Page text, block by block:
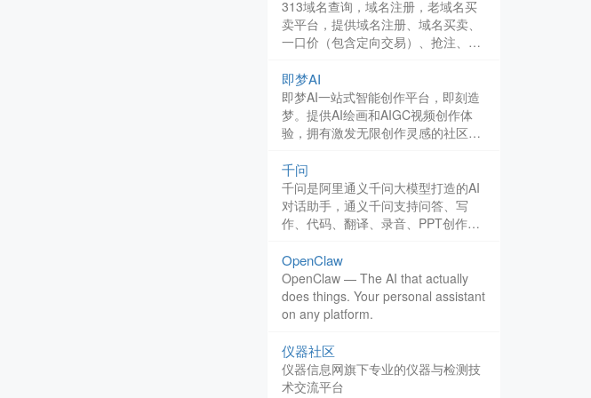
台。
313域名查询，域名注册，老域名买
卖平台，提供域名注册、域名买卖、
一口价（包含定向交易）、抢注、竞
即梦AI
即梦AI一站式智能创作平台，即刻造
梦。提供AI绘画和AIGC视频创作体
验，拥有激发无限创作灵感的社区。
索梦境实现的无限可能！
千问
千问是阿里通义千问大模型打造的AI
对话助手，通义千问支持问答、写
作、代码、翻译、录音、PPT创作、
OpenClaw
OpenClaw — The AI that actually
does things. Your personal assistant
on any platform.
仪器社区
仪器信息网旗下专业的仪器与检测技
术交流平台